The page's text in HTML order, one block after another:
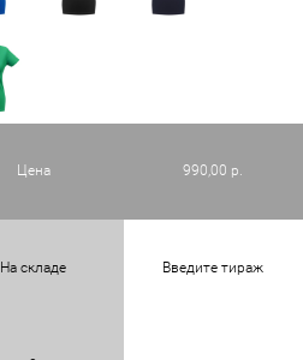
Цена 990,00 р.
На складе Введите тираж